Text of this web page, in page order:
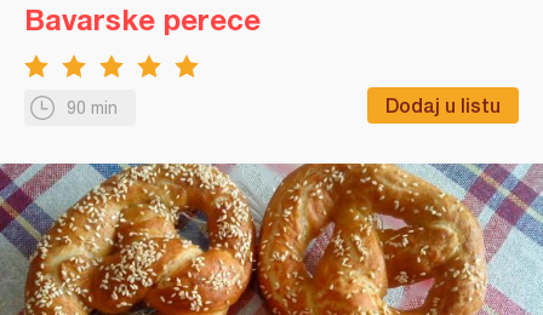
90 min Dodaj u listu
Bavarske perece